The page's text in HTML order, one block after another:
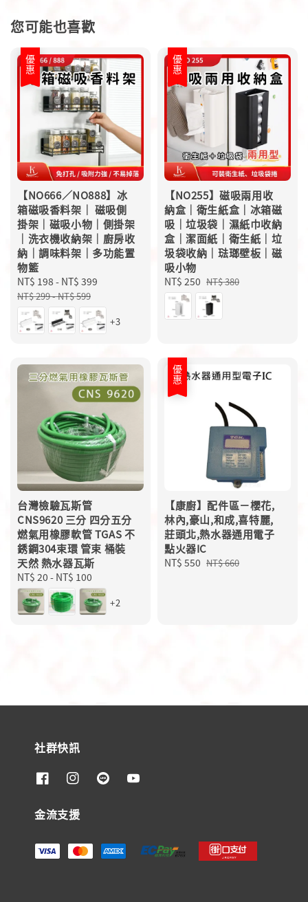
您可能也喜歡
優惠
【NO666／NO888】冰
箱磁吸香料架｜ 磁吸側
掛架｜磁吸小物｜側掛架
｜洗衣機收納架｜廚房收
納｜調味料架｜多功能置
物籃
Sale
price
NT$ 198 - NT$ 399
NT$ 299-NT$ 599
+3
優惠
【NO255】磁吸兩用收
納盒｜衛生紙盒｜冰箱磁
吸｜垃圾袋｜濕紙巾收納
盒｜潔面紙｜衛生紙｜垃
圾袋收納｜琺瑯壁板｜磁
吸小物
Sale
price
NT$ 250 Regular
price
NT$ 380
台灣檢驗瓦斯管
CNS9620 三分 四分五分
燃氣用橡膠軟管 TGAS 不
銹鋼304束環 管束 桶裝
天然 熱水器瓦斯
Regular
price
NT$ 20 - NT$ 100
+2
優惠
【康廚】配件區－櫻花,
林內,豪山,和成,喜特麗,
莊頭北,熱水器通用電子
點火器IC
Sale
NT$ 550 Regular
NT$ 660
社群快訊
金流支援